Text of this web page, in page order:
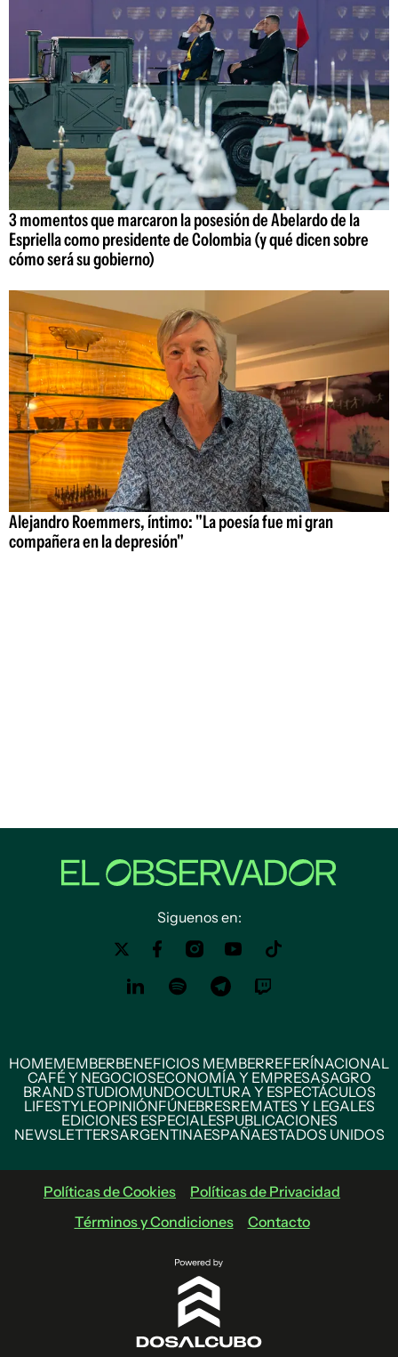
3 momentos que marcaron la posesión de Abelardo de la
Espriella como presidente de Colombia (y qué dicen sobre
cómo será su gobierno)
Alejandro Roemmers, íntimo: "La poesía fue mi gran
compañera en la depresión"
Siguenos en:
HOMEMEMBERBENEFICIOS MEMBERREFERÍNACIONAL
CAFÉ Y NEGOCIOSECONOMÍA Y EMPRESASAGRO
BRAND STUDIOMUNDOCULTURA Y ESPECTÁCULOS
LIFESTYLEOPINIÓNFÚNEBRESREMATES Y LEGALES
EDICIONES ESPECIALESPUBLICACIONES
NEWSLETTERSARGENTINAESPAÑAESTADOS UNIDOS
Políticas de Cookies
Políticas de Privacidad
Términos y Condiciones
Contacto